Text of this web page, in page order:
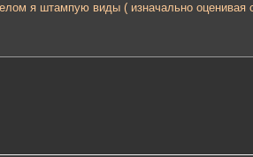
я штампую виды ( изначально оценивая